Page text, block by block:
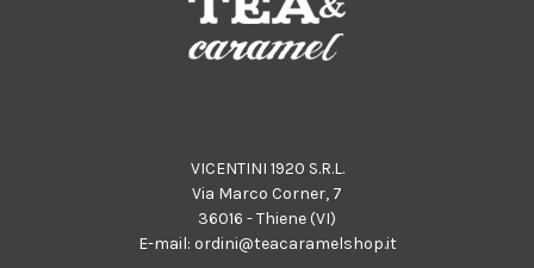
VICENTINI 1920 S.R.L.
Via Marco Corner, 7
36016 - Thiene (VI)
E-mail: ordini@teacaramelshop.it